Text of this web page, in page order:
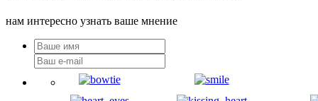
нам интересно узнать ваше мнение